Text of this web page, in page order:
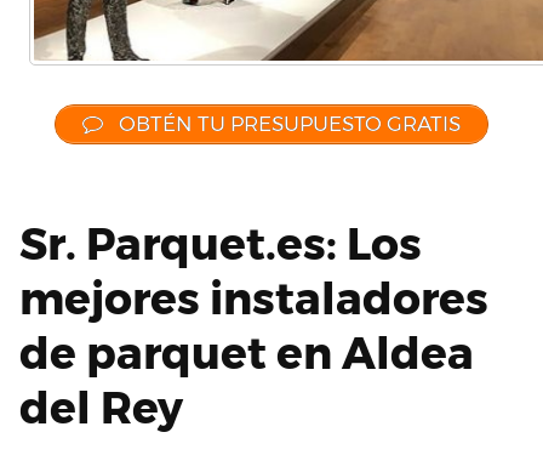
OBTÉN TU PRESUPUESTO GRATIS
Sr. Parquet.es: Los
mejores instaladores
de parquet en Aldea
del Rey